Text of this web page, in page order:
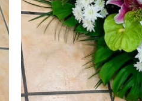
AÑADIR AL CARRITO